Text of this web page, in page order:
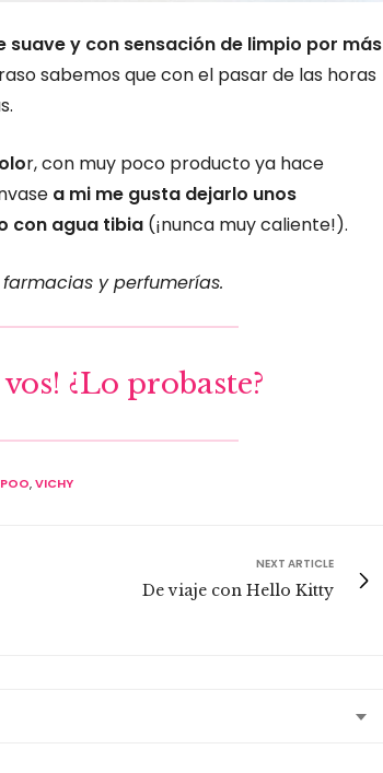
suave y con sensación de limpio por más
sabemos que con el pasar de las horas
r, con muy poco producto ya hace
a mi me gusta dejarlo unos
con agua tibia (¡nunca muy caliente!).
y perfumerías.
¿Lo probaste?
,VICHY
NEXT ARTICLE
De viaje con Hello Kitty